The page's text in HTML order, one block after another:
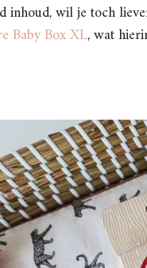
inhoud, wil je toch
Baby Box XL, wat